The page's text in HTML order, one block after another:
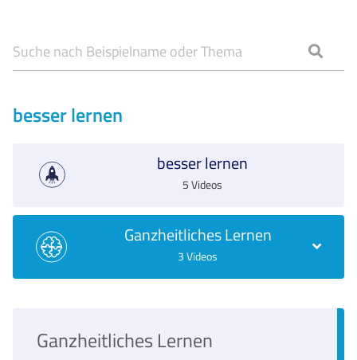
besser lernen
besser lernen
5 Videos
Ganzheitliches Lernen
3 Videos
Ganzheitliches Lernen